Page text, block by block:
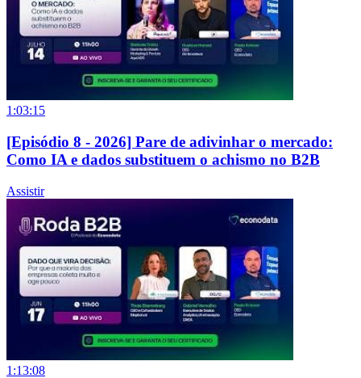
1:03:15
[Episódio 8 - 2026] Pare de adivinhar o mercado:
Como IA e dados substituem o achismo no B2B
Assistir
1:13:08